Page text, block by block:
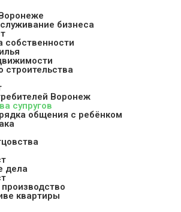
бизнеса
собственности
строительства
Воронеж
супругов
общения с ребёнком
дела
квартиры